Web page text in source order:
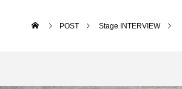
POST Stage INTERVIEW